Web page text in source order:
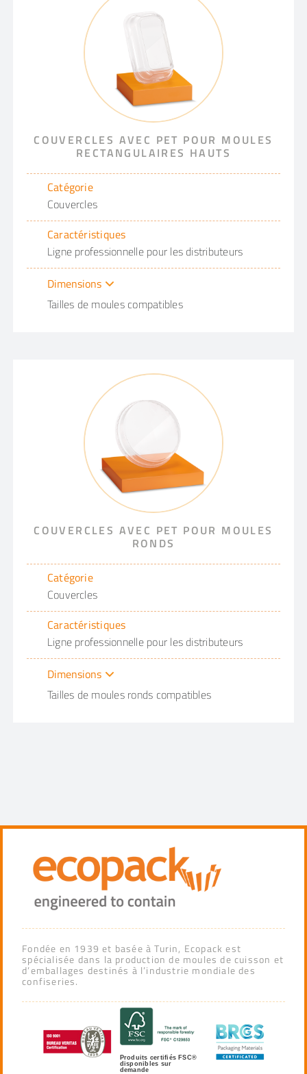
COUVERCLES AVEC PET POUR MOULES
RECTANGULAIRES HAUTS
Catégorie
Couvercles
Caractéristiques
Ligne professionnelle pour les distributeurs
Dimensions
Tailles de moules compatibles
COUVERCLES AVEC PET POUR MOULES
RONDS
Catégorie
Couvercles
Caractéristiques
Ligne professionnelle pour les distributeurs
Dimensions
Tailles de moules ronds compatibles
Fondée en 1939 et basée à Turin, Ecopack est
spécialisée dans la production de moules de cuisson et
d’emballages destinés à l’industrie mondiale des
confiseries.
Produits certifiés FSC®
disponibles sur
demande